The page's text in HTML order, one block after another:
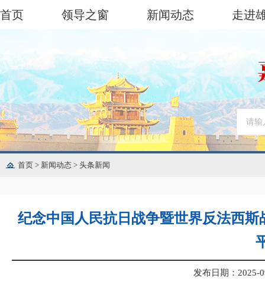
首页 领导之窗 新闻动态 走进
首页 > 新闻动态 > 头条新闻
纪念中国人民抗日战争暨世界反法西
发布日期：2025-